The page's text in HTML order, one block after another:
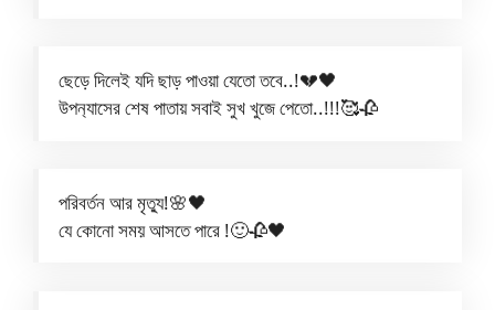
ছেড়ে দিলেই যদি ছাড় পাওয়া যেতো তবে..!💔🖤
উপন‍্যাসের শেষ পাতায় সবাই সুখ খুজে পেতো..!!!🥰🥀
পরিবর্তন আর মৃত্যু!🌸🖤
যে কোনো সময় আসতে পারে !🙂🥀🖤